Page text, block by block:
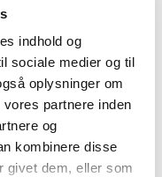
indhold og
sociale medier og til
oplysninger om
partnere inden
og
kombinere disse
givet dem, eller som